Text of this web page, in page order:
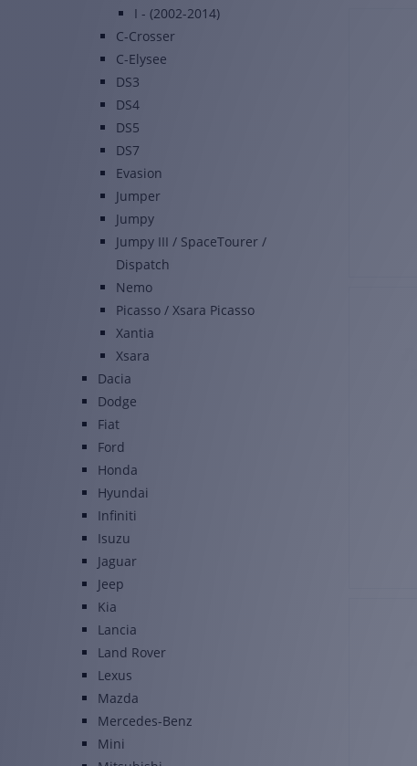
I - (2002-2014)
C-Crosser
C-Elysee
DS3
DS4
DS5
DS7
Evasion
Jumper
Jumpy
Jumpy III / SpaceTourer /
Dispatch
Nemo
Picasso / Xsara Picasso
Xantia
Xsara
Dacia
Dodge
Fiat
Ford
Honda
Hyundai
Infiniti
Isuzu
Jaguar
Jeep
Kia
Lancia
Land Rover
Lexus
Mazda
Mercedes-Benz
Mini